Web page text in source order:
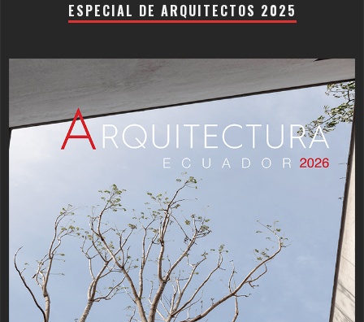
ESPECIAL DE ARQUITECTOS 2025